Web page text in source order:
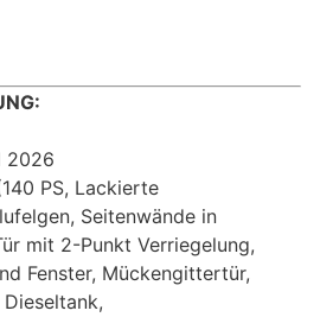
2026
PS, Lackierte
Seitenwände in
mit 2-Punkt Verriegelung,
Fenster, Mückengittertür,